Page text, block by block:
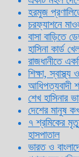
হরমুজ
চরফ্যাশনে
বাসা বাড়িতে
হাসিনা কার্ড
রাজধানীতে
শিক্ষা, স্বাস্থ্য
আধিপত্যবাদী
শেখ হাসিনার
দেশের মানুষ
৭ শ্রমিকের
হাসপাতাল
ভারত ও